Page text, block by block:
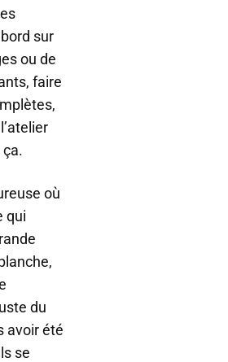
sur
ou de
faire
ça.
où
qui
du
avoir été
se